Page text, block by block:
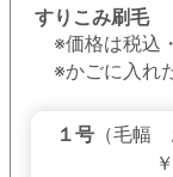
すりこみ刷毛
※価格は税込・
※かごに入れ
１号（毛幅